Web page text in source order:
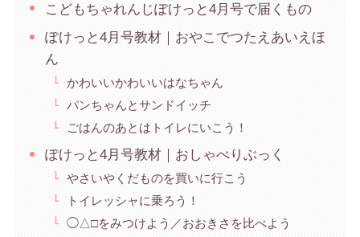
こどもちゃれんじぽけっと4月号で届くもの
ぽけっと4月号教材｜おやこでつたえあいえほ
ん
かわいいかわいいはなちゃん
パンちゃんとサンドイッチ
ごはんのあとはトイレにいこう！
ぽけっと4月号教材｜おしゃべりぶっく
やさいやくだものを買いに行こう
トイレッシャに乗ろう！
◯△□をみつけよう／おおきさを比べよう